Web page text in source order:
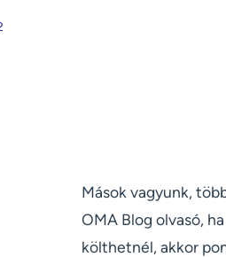
Mások vagyunk,
OMA Blog olvasó,
költhetnél, akkor